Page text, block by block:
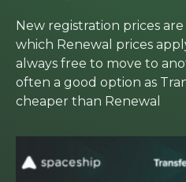
New registration prices
which Renewal prices
always free to move to
often a good option as
cheaper than Renewal